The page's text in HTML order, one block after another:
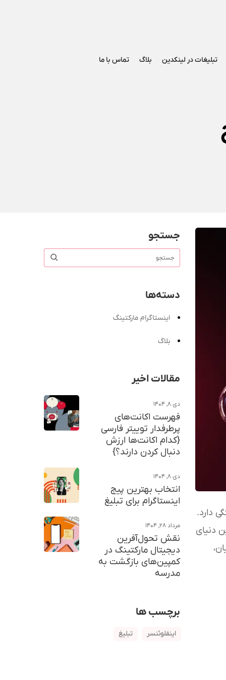
تبلیغات در لینکدین بلاگ تماس با ما
دارد.
دنیای
جستجو
دسته‌ها
اینستاگرام مارکتینگ
بلاگ
مقالات اخیر
دی ۸, ۱۴۰۴
فهرست اکانت‌های
پرطرفدار توییتر فارسی
{کدام اکانت‌ها ارزش
دنبال کردن دارند؟}
دی ۸, ۱۴۰۴
انتخاب بهترین پیج
اینستاگرام برای تبلیغ
مرداد ۲۸, ۱۴۰۴
نقش تحول‌آفرین
دیجیتال مارکتینگ در
کمپین‌های بازگشت به
مدرسه
برچسب ها
اینفلوئنسر تبلیغ